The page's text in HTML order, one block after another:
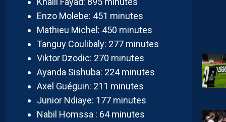
Enzo Molebe: 451 minutes
Mathieu Michel: 450 minutes
Tanguy Coulibaly: 277 minutes
Viktor Dzodic: 270 minutes
Ayanda Sishuba: 224 minutes
Axel Guéguin: 211 minutes
Junior Ndiaye: 177 minutes
Nabil Homssa : 64 minutes